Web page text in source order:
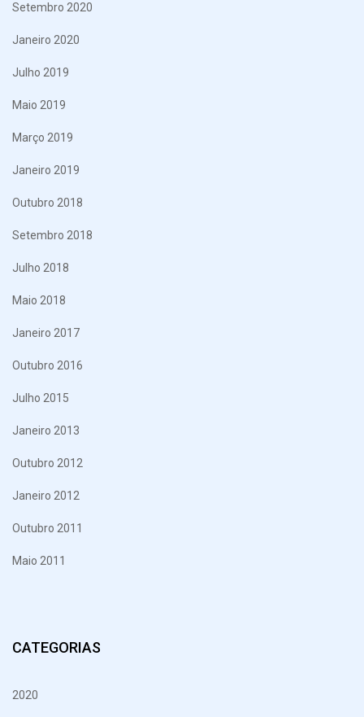
Setembro 2020
Janeiro 2020
Julho 2019
Maio 2019
Março 2019
Janeiro 2019
Outubro 2018
Setembro 2018
Julho 2018
Maio 2018
Janeiro 2017
Outubro 2016
Julho 2015
Janeiro 2013
Outubro 2012
Janeiro 2012
Outubro 2011
Maio 2011
CATEGORIAS
2020